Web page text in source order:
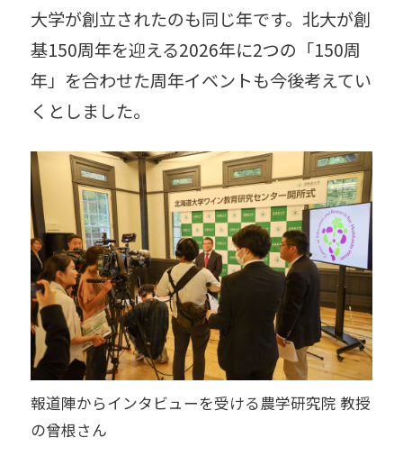
大学が創立されたのも同じ年です。北大が創
基150周年を迎える2026年に2つの「150周
年」を合わせた周年イベントも今後考えてい
くとしました。
報道陣からインタビューを受ける農学研究院 教授
の曾根さん